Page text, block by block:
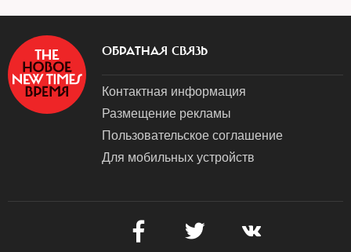
ОБРАТНАЯ СВЯЗЬ
Контактная информация
Размещение рекламы
Пользовательское соглашение
Для мобильных устройств